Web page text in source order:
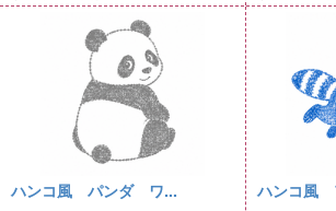
ハンコ風 パンダ ワ... ハンコ風